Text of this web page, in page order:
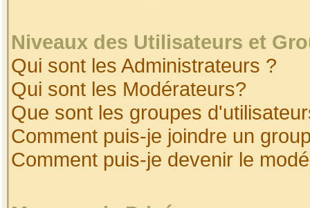
Niveaux des Utilisateurs et
Qui sont les Administrateurs ?
Qui sont les Modérateurs?
Que sont les groupes
Comment puis-je joindre un
Comment puis-je devenir le